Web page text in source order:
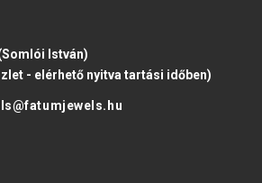
István)
- elérhető nyitva tartási időben)